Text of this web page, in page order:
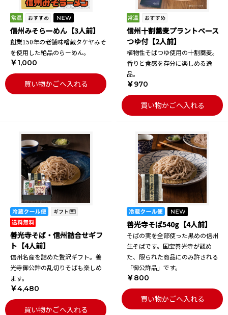
信州みそらーめん【3人前】
創業150年の老舗味噌蔵タケヤみそ
を使用した絶品のらーめん。
￥1,000
買い物かごへ入れる
信州十割蕎麦プラントベース
つゆ付【2人前】
植物性そばつゆ使用の十割蕎麦。
香りと食感を存分に楽しめる逸
品。
￥970
買い物かごへ入れる
善光寺そば・信州詰合せギフ
ト【4人前】
信州名産を詰めた贅沢ギフト。善
光寺御公許の乱切りそばも楽しめ
ます。
￥4,480
買い物かごへ入れる
善光寺そば540g【4人前】
そばの実を全部使った黒めの信州
生そばです。国宝善光寺が認め
た、限られた商品にのみ許される
「御公許品」です。
￥800
買い物かごへ入れる